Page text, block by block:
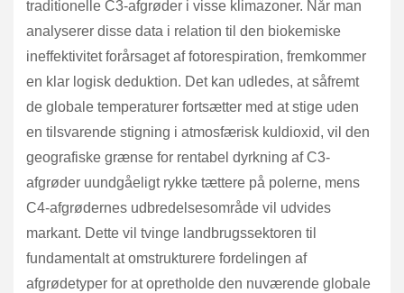
traditionelle C3-afgrøder i visse klimazoner. Når man
analyserer disse data i relation til den biokemiske
ineffektivitet forårsaget af fotorespiration, fremkommer
en klar logisk deduktion. Det kan udledes, at såfremt
de globale temperaturer fortsætter med at stige uden
en tilsvarende stigning i atmosfærisk kuldioxid, vil den
geografiske grænse for rentabel dyrkning af C3-
afgrøder uundgåeligt rykke tættere på polerne, mens
C4-afgrødernes udbredelsesområde vil udvides
markant. Dette vil tvinge landbrugssektoren til
fundamentalt at omstrukturere fordelingen af
afgrødetyper for at opretholde den nuværende globale